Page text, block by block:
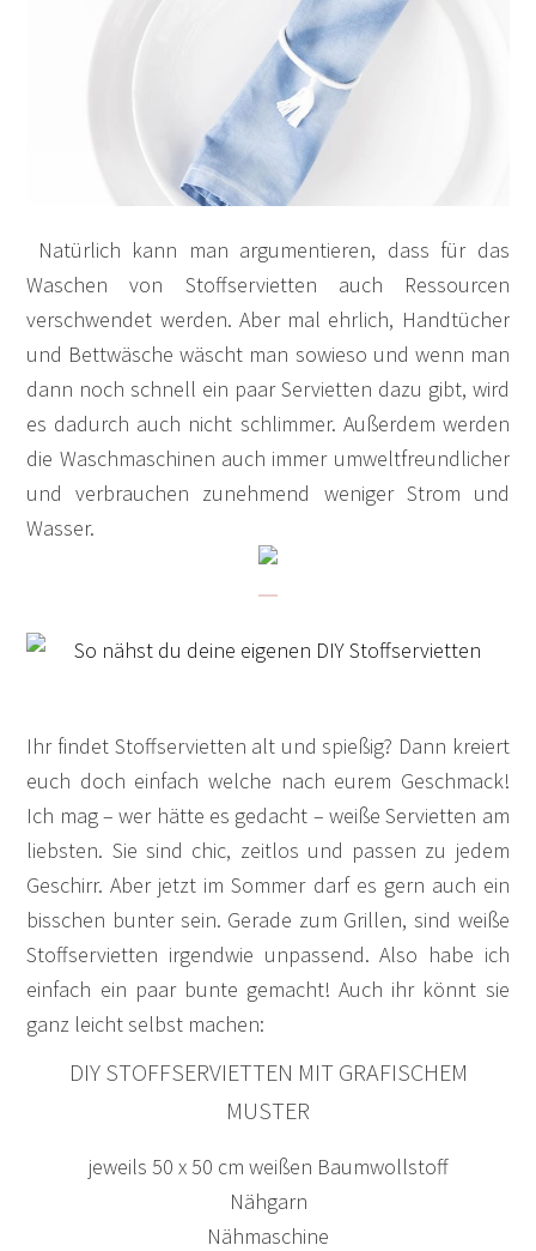
Natürlich kann man argumentieren, dass für das
Waschen von Stoffservietten auch Ressourcen
verschwendet werden. Aber mal ehrlich, Handtücher
und Bettwäsche wäscht man sowieso und wenn man
dann noch schnell ein paar Servietten dazu gibt, wird
es dadurch auch nicht schlimmer. Außerdem werden
die Waschmaschinen auch immer umweltfreundlicher
und verbrauchen zunehmend weniger Strom und
Wasser.
Ihr findet Stoffservietten alt und spießig? Dann kreiert
euch doch einfach welche nach eurem Geschmack!
Ich mag – wer hätte es gedacht – weiße Servietten am
liebsten. Sie sind chic, zeitlos und passen zu jedem
Geschirr. Aber jetzt im Sommer darf es gern auch ein
bisschen bunter sein. Gerade zum Grillen, sind weiße
Stoffservietten irgendwie unpassend. Also habe ich
einfach ein paar bunte gemacht! Auch ihr könnt sie
ganz leicht selbst machen:
DIY STOFFSERVIETTEN MIT GRAFISCHEM
MUSTER
jeweils 50 x 50 cm weißen Baumwollstoff
Nähgarn
Nähmaschine